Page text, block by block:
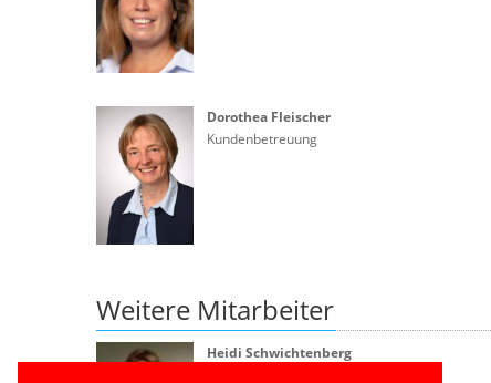
Dorothea Fleischer
Kundenbetreuung
Weitere Mitarbeiter
Heidi Schwichtenberg